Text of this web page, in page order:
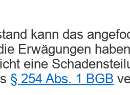
kann das
Erwägungen
eine
§ 254 Abs. 1 BGB